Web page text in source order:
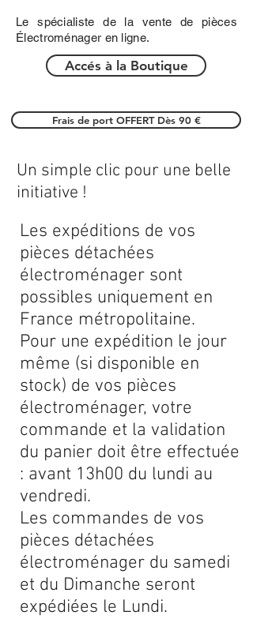
Le spécialiste de la vente de pièces
Électroménager en ligne.
Accés à la Boutique
Frais de port OFFERT Dès 90 €
Les expéditions de vos
pièces détachées
électroménager sont
possibles uniquement en
France métropolitaine.
Pour une expédition le jour
même (si disponible en
stock) de vos pièces
électroménager, votre
commande et la validation
du panier doit être effectuée
: avant 13h00 du lundi au
vendredi.
Les commandes de vos
pièces détachées
électroménager du samedi
et du Dimanche seront
expédiées le Lundi.
Un simple clic pour une belle
initiative !